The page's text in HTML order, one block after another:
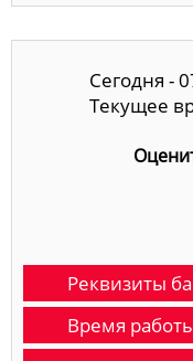
Сегодня -
Текущее
Реквизиты
Время